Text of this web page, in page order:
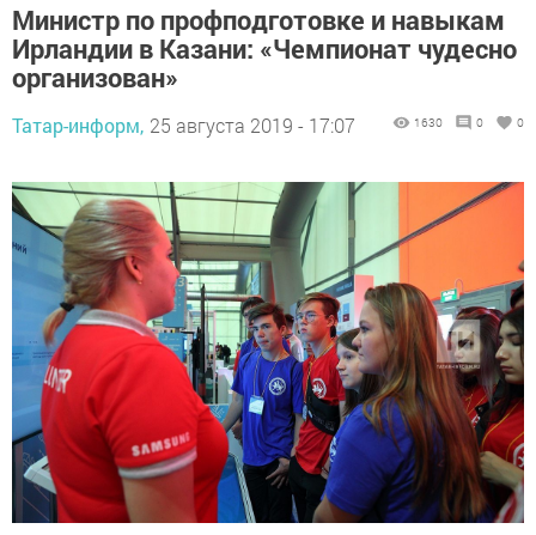
Министр по профподготовке и навыкам
Ирландии в Казани: «Чемпионат чудесно
организован»
Татар-информ, 25 августа 2019 - 17:07 1630 0 0